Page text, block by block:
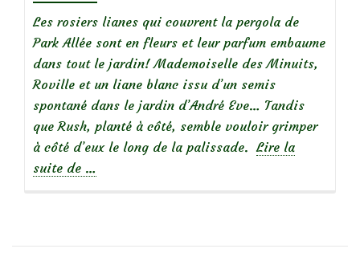
Les rosiers lianes qui couvrent la pergola de
Park Allée sont en fleurs et leur parfum embaume
dans tout le jardin! Mademoiselle des Minuits,
Roville et un liane blanc issu d’un semis
spontané dans le jardin d’André Eve… Tandis
que Rush, planté à côté, semble vouloir grimper
à côté d’eux le long de la palissade. Lire la
suite de
pergola
…